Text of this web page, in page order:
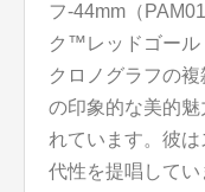
フ-44mm（
ク™レッドゴール
クロノグラフの
の印象的な美的
れています。彼
代性を提唱して